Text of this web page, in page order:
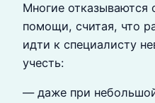
Многие отказываются
помощи, считая, что
идти к специалисту
учесть:
— даже при